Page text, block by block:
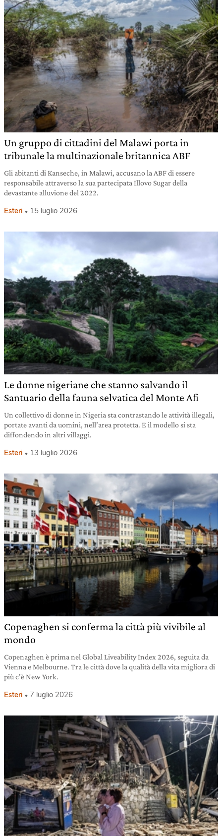
Un gruppo di cittadini del Malawi porta in
tribunale la multinazionale britannica ABF
Gli abitanti di Kanseche, in Malawi, accusano la ABF di essere
responsabile attraverso la sua partecipata Illovo Sugar della
devastante alluvione del 2022.
Esteri 15 luglio 2026
Le donne nigeriane che stanno salvando il
Santuario della fauna selvatica del Monte Afi
Un collettivo di donne in Nigeria sta contrastando le attività illegali,
portate avanti da uomini, nell’area protetta. E il modello si sta
diffondendo in altri villaggi.
Esteri 13 luglio 2026
Copenaghen si conferma la città più vivibile al
mondo
Copenaghen è prima nel Global Liveability Index 2026, seguita da
Vienna e Melbourne. Tra le città dove la qualità della vita migliora di
più c’è New York.
Esteri 7 luglio 2026